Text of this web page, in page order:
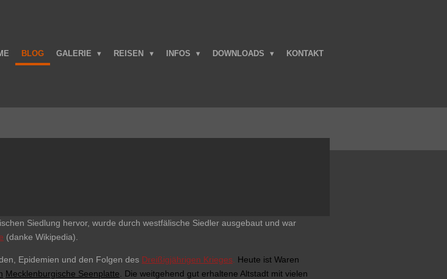
BLOG GALERIE REISEN INFOS DOWNLOADS KONTAKT
Siedlung hervor, wurde durch westfälische Siedler ausgebaut und war
(danke Wikipedia).
Epidemien und den Folgen des Dreißigjährigen Krieges Heute ist Waren
Mecklenburgische Seenplatte . Die weitgehend gut erhaltene Altstadt mit vielen